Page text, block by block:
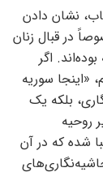
نشان دادن
در قبال زنان
اگر
«اینجا سوریه
بلکه یک
روحیه
شده که در آن